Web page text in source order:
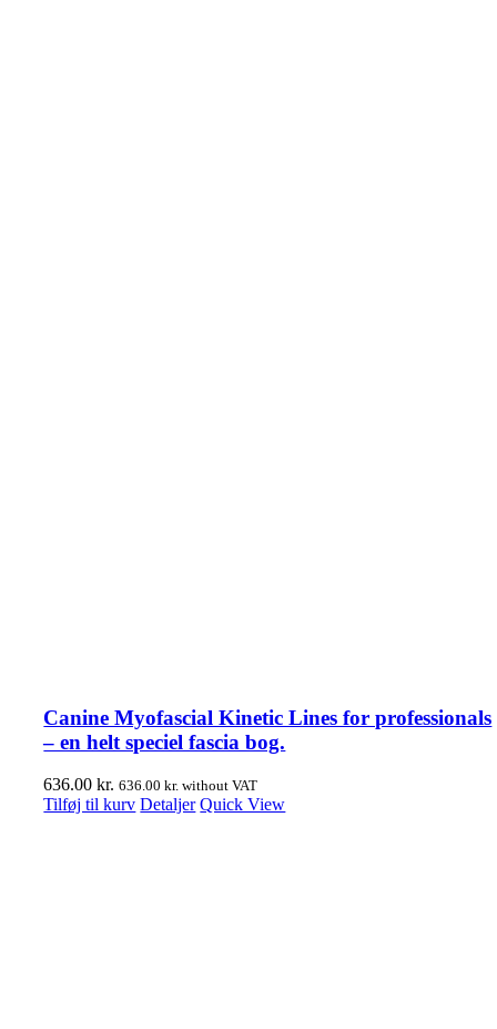
Canine Myofascial Kinetic Lines for professionals
– en helt speciel fascia bog.
636.00kr. 636.00kr. without VAT
Tilføj til kurv Detaljer Quick View